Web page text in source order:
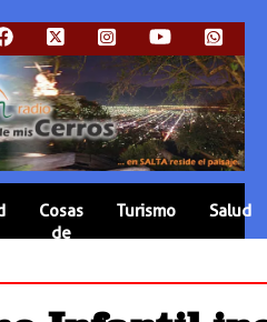
Cosas
de
Turismo Salud